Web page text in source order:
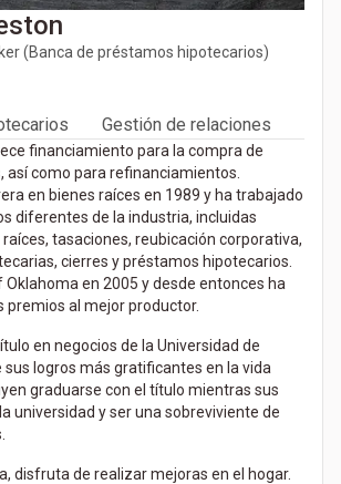
(Banca de préstamos hipotecarios)
Gestión de relaciones
financiamiento para la compra de
así como para refinanciamientos.
en bienes raíces en 1989 y ha trabajado
diferentes de la industria, incluidas
tasaciones, reubicación corporativa,
cierres y préstamos hipotecarios.
Oklahoma en 2005 y desde entonces ha
premios al mejor productor.
en negocios de la Universidad de
sus logros más gratificantes en la vida
graduarse con el título mientras sus
universidad y ser una sobreviviente de
disfruta de realizar mejoras en el hogar.